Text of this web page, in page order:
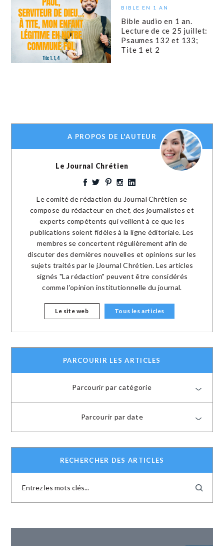
BIBLE EN 1 AN
Bible audio en 1 an.
Lecture de ce 25 juillet:
Psaumes 132 et 133;
Tite 1 et 2
A PROPOS DE L'AUTEUR
Le Journal Chrétien
Le comité de rédaction du Journal Chrétien se
compose du rédacteur en chef, des journalistes et
experts compétents qui veillent à ce que les
publications soient fidèles à la ligne éditoriale. Les
membres se concertent régulièrement afin de
discuter des dernières nouvelles et opinions sur les
sujets traités par le jJournal Chrétien. Les articles
signés "La rédaction" peuvent être considérés
comme l'opinion institutionnelle du journal.
Le site web Tous les articles
PARCOURIR LES ARTICLES
Parcourir par catégorie
Parcourir par date
RECHERCHER DES ARTICLES